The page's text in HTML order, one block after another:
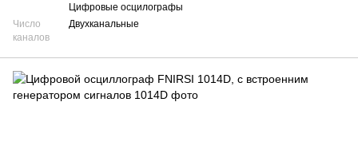
Цифровые осцилографы
Число
каналов
Двухканальные